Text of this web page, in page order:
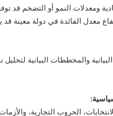
ومعدلات النمو أو التضخم قد
معدل الفائدة في دولة معينة قد
والمخططات البيانية
الحروب التجارية،